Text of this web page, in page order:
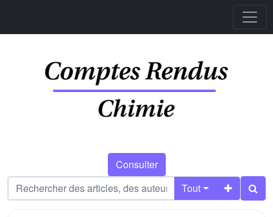
Consulter
Tout